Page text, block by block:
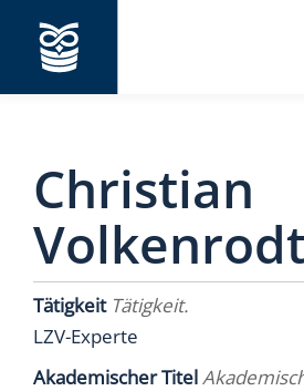
Christian
Volkenrodt
Tätigkeit Tätigkeit.
LZV-Experte
Akademischer Titel